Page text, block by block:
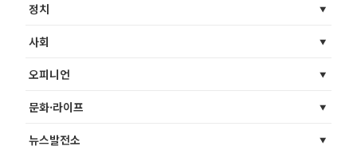
정치
사회
오피니언
문화·라이프
뉴스발전소